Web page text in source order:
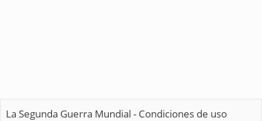
La Segunda Guerra Mundial - Condiciones de uso